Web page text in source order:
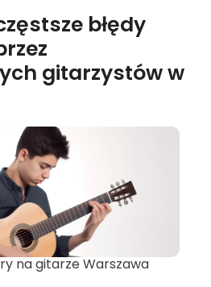
błędy
gitarzystów w
na gitarze Warszawa